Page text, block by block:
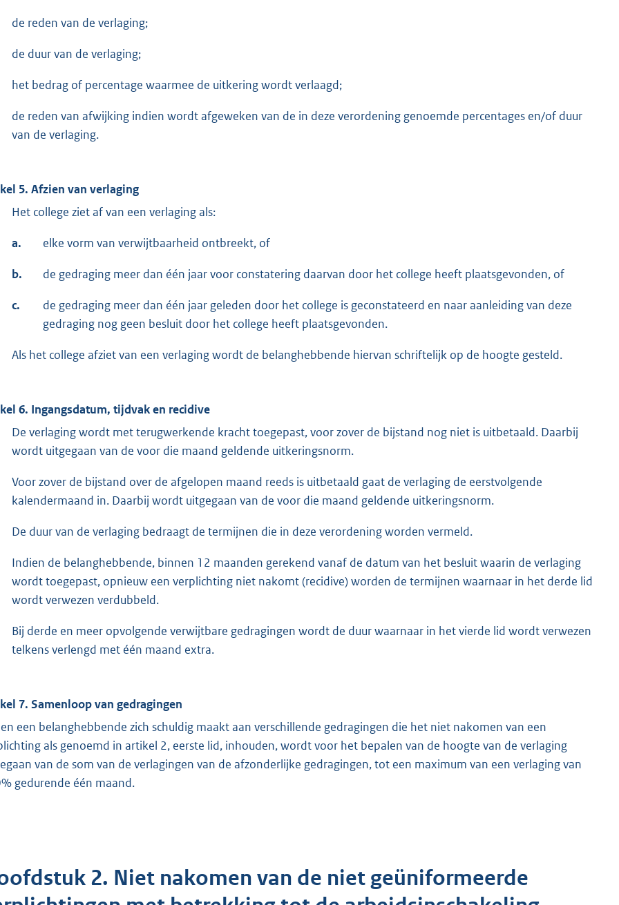
de reden van de verlaging;
de duur van de verlaging;
het bedrag of percentage waarmee de uitkering wordt verlaagd;
de reden van afwijking indien wordt afgeweken van de in deze verordening genoemde percentages en/of duur
van de verlaging.
5. Afzien van verlaging
Het college ziet af van een verlaging als:
a. elke vorm van verwijtbaarheid ontbreekt, of
b. de gedraging meer dan één jaar voor constatering daarvan door het college heeft plaatsgevonden, of
c.
de gedraging meer dan één jaar geleden door het college is geconstateerd en naar aanleiding van deze
gedraging nog geen besluit door het college heeft plaatsgevonden.
Als het college afziet van een verlaging wordt de belanghebbende hiervan schriftelijk op de hoogte gesteld.
6. Ingangsdatum, tijdvak en recidive
De verlaging wordt met terugwerkende kracht toegepast, voor zover de bijstand nog niet is uitbetaald. Daarbij
wordt uitgegaan van de voor die maand geldende uitkeringsnorm.
Voor zover de bijstand over de afgelopen maand reeds is uitbetaald gaat de verlaging de eerstvolgende
kalendermaand in. Daarbij wordt uitgegaan van de voor die maand geldende uitkeringsnorm.
De duur van de verlaging bedraagt de termijnen die in deze verordening worden vermeld.
Indien de belanghebbende, binnen 12 maanden gerekend vanaf de datum van het besluit waarin de verlaging
wordt toegepast, opnieuw een verplichting niet nakomt (recidive) worden de termijnen waarnaar in het derde lid
wordt verwezen verdubbeld.
Bij derde en meer opvolgende verwijtbare gedragingen wordt de duur waarnaar in het vierde lid wordt verwezen
telkens verlengd met één maand extra.
7. Samenloop van gedragingen
een belanghebbende zich schuldig maakt aan verschillende gedragingen die het niet nakomen van een
als genoemd in artikel 2, eerste lid, inhouden, wordt voor het bepalen van de hoogte van de verlaging
van de som van de verlagingen van de afzonderlijke gedragingen, tot een maximum van een verlaging van
gedurende één maand.
2. Niet nakomen van de niet geüniformeerde